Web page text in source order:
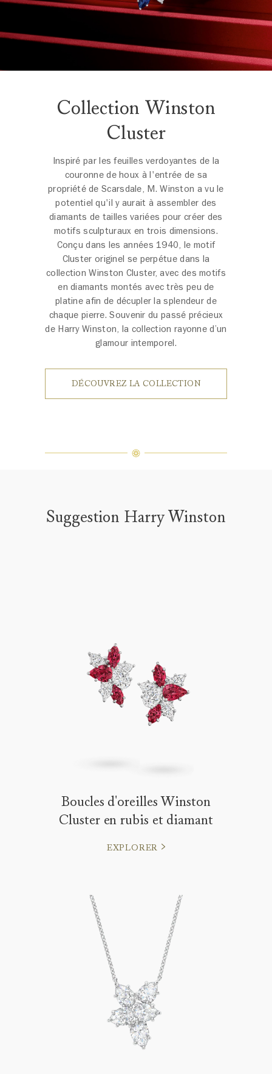
Collection Winston
Cluster
Inspiré par les feuilles verdoyantes de la
couronne de houx à l'entrée de sa
propriété de Scarsdale, M. Winston a vu le
potentiel qu'il y aurait à assembler des
diamants de tailles variées pour créer des
motifs sculpturaux en trois dimensions.
Conçu dans les années 1940, le motif
Cluster originel se perpétue dans la
collection Winston Cluster, avec des motifs
en diamants montés avec très peu de
platine afin de décupler la splendeur de
chaque pierre. Souvenir du passé précieux
de Harry Winston, la collection rayonne d’un
glamour intemporel.
DÉCOUVREZ LA COLLECTION
Suggestion Harry Winston
Boucles d'oreilles Winston
Cluster en rubis et diamant
EXPLORER